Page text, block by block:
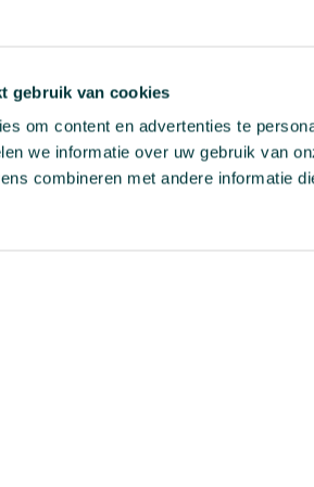
gebruik van cookies
om content en advertenties te
we informatie over uw gebruik van
combineren met andere informatie